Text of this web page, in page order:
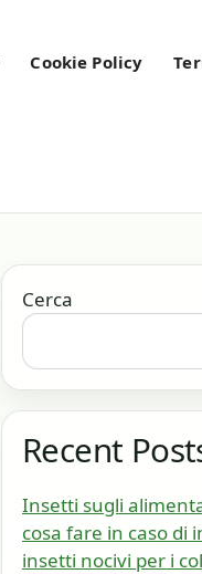
Cookie Policy
Cerca
Recent
Insetti sugli
cosa fare in caso di
insetti nocivi per i